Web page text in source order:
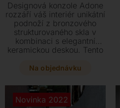
Designová konzole Adone
rozzáří váš interiér unikátní
podnoží z bronzového
strukturovaného skla v
kombinaci s elegantní
keramickou deskou. Tento
rozměrech 150 x 45 x 75
stoly ze stejné řady a dodá
prostoru osobitý styl.
Na objednávku
Novinka 2022